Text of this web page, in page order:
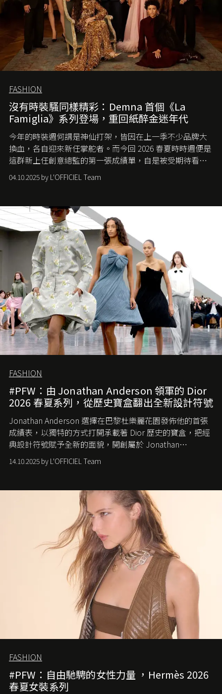
FASHION
沒有時裝騷同樣精彩：Demna 首個《La
Famiglia》系列登場，重回紙醉金迷年代
今年的時裝週何謂是神仙打架，皆因在上一季不少品牌大
換血，各自迎來新任掌舵者。而今回 2026 春夏時時週便是
這群新上任創意總監的第一張成績單，自是被受期待看他
們如何各顯神通。意大利老牌 Gucci 在過去幾個季度業績
難已救回，開雲集團任命成功曾翻轉 Balenciaga 的愛將
團市值一日蒸發 30 億美元，大眾擔心走得太前的 Demna
會忽略品牌的美學基礎，最後變成三不像。而從剛剛推出
的首作所造成的話題及關注度，我們便知道 Demna 沒這麼
簡單，一個嶄新的 Gucci 時代已經展開！
04.10.2025 by L'OFFICIEL Team
FASHION
#PFW：由 Jonathan Anderson 領軍的 Dior
2026 春夏系列，從歷史寶盒翻出全新設計符號
Jonathan Anderson 選擇在巴黎杜樂麗花園發佈他的首張
成績表，以獨特的方式打開承載著 Dior 歷史的寶盒，把經
典設計符號賦予全新的面貌，開創屬於 Jonathan
Anderson 的 Dior 時代。
14.10.2025 by L'OFFICIEL Team
FASHION
#PFW：自由馳騁的女性力量 ，Hermès 2026
春夏女裝系列